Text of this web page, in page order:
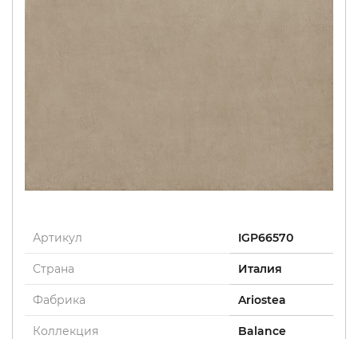
Артикул IGP66570
Страна Италия
Фабрика Ariostea
Коллекция Balance